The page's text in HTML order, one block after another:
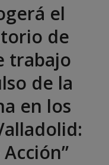
el
de
trabajo
de la
en los